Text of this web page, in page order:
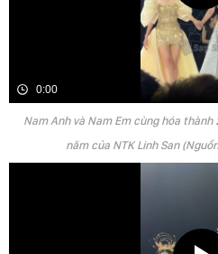
0:00
Nam Anh và Nam Em cùng hóa
năm của NTK Linh San